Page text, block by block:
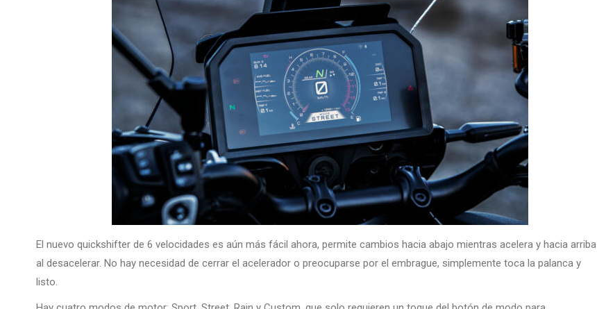
El nuevo quickshifter de 6 velocidades es aún más fácil ahora, permite cambios hacia abajo mientras acelera y hacia arriba
al desacelerar. No hay necesidad de cerrar el acelerador o preocuparse por el embrague, simplemente toca la palanca y
listo.